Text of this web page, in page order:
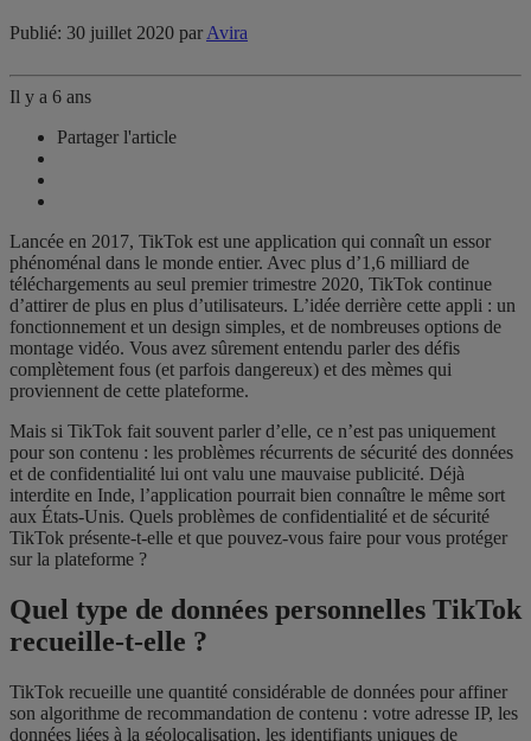
Publié: 30 juillet 2020 par Avira
Il y a 6 ans
Partager l'article
Lancée en 2017, TikTok est une application qui connaît un essor
phénoménal dans le monde entier. Avec plus d’1,6 milliard de
téléchargements au seul premier trimestre 2020, TikTok continue
d’attirer de plus en plus d’utilisateurs. L’idée derrière cette appli : un
fonctionnement et un design simples, et de nombreuses options de
montage vidéo. Vous avez sûrement entendu parler des défis
complètement fous (et parfois dangereux) et des mèmes qui
proviennent de cette plateforme.
Mais si TikTok fait souvent parler d’elle, ce n’est pas uniquement
pour son contenu : les problèmes récurrents de sécurité des données
et de confidentialité lui ont valu une mauvaise publicité. Déjà
interdite en Inde, l’application pourrait bien connaître le même sort
aux États-Unis. Quels problèmes de confidentialité et de sécurité
TikTok présente-t-elle et que pouvez-vous faire pour vous protéger
sur la plateforme ?
Quel type de données personnelles TikTok
recueille-t-elle ?
TikTok recueille une quantité considérable de données pour affiner
son algorithme de recommandation de contenu : votre adresse IP, les
données liées à la géolocalisation, les identifiants uniques de